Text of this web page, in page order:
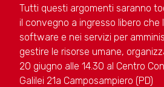
Tutti questi argomenti saranno
il convegno a ingresso libero che
software e nei servizi per
gestire le risorse umane,
20 giugno alle 14.30 al Centro
Galilei 21a Camposampiero (PD)